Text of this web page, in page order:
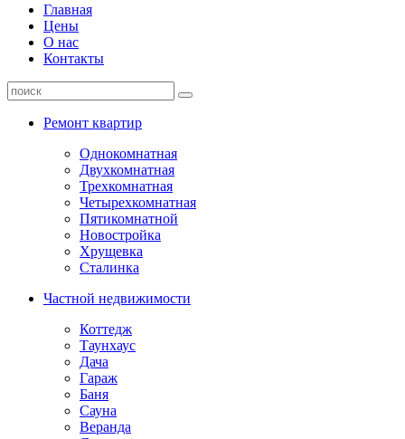
Главная
Цены
О нас
Контакты
Ремонт квартир
Однокомнатная
Двухкомнатная
Трехкомнатная
Четырехкомнатная
Пятикомнатной
Новостройка
Хрущевка
Сталинка
Частной недвижимости
Коттедж
Таунхаус
Дача
Гараж
Баня
Сауна
Веранда